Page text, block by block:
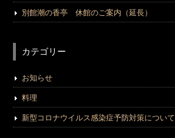
別館潮の香亭 休館のご案内（延長）
カテゴリー
お知らせ
料理
新型コロナウイルス感染症予防対策について